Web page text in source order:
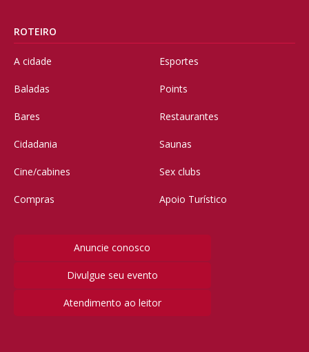
ROTEIRO
A cidade
Baladas
Bares
Cidadania
Cine/cabines
Compras
Esportes
Points
Restaurantes
Saunas
Sex clubs
Apoio Turístico
Anuncie conosco
Divulgue seu evento
Atendimento ao leitor